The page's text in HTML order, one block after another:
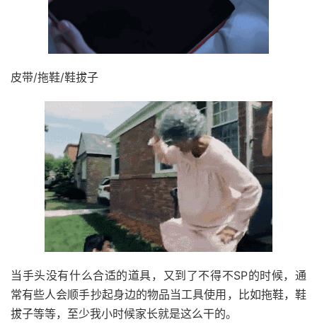
皮带/拖鞋/鞋拔子
当手头没有什么合适的道具，又到了不得不SP的时候，通
常有些人会顺手抄起身边的物品当工具使用，比如拖鞋，鞋
拔子等等，至少我小时候家长就是这么干的。